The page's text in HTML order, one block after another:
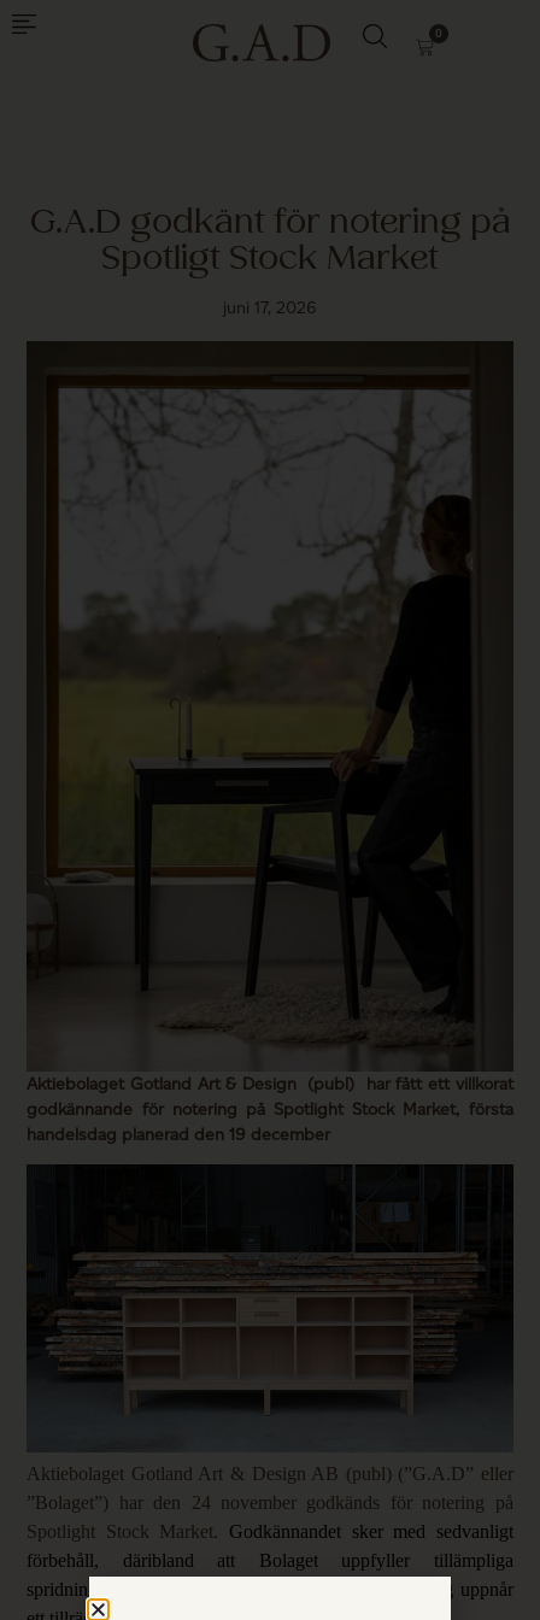
0
G.A.D godkänt för notering på
Spotligt Stock Market
juni 17, 2026
Aktiebolaget Gotland Art & Design (publ) har fått ett villkorat
godkännande för notering på Spotlight Stock Market, första
handelsdag planerad den 19 december
Aktiebolaget Gotland Art & Design AB (publ) (”G.A.D” eller
”Bolaget”) har den 24 november godkänds för notering på
Spotlight Stock Market.
Godkännandet sker med sedvanligt
förbehåll, däribland att Bolaget uppfyller tillämpliga
spridningskrav samt att Bolaget inför första handelsdag uppnår